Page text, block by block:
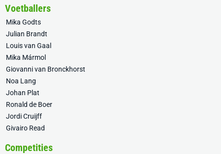
Voetballers
Mika Godts
Julian Brandt
Louis van Gaal
Mika Mármol
Giovanni van Bronckhorst
Noa Lang
Johan Plat
Ronald de Boer
Jordi Cruijff
Givairo Read
Competities